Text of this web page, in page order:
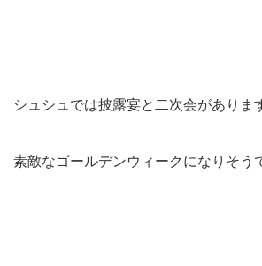
シュシュでは披露宴と二次会がありま
素敵なゴールデンウィークになりそ